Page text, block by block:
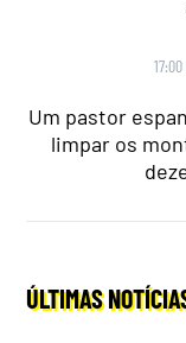
Um pastor
limpar os
ÚLTIMAS